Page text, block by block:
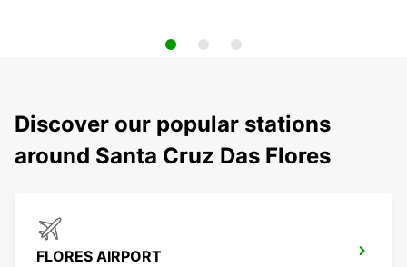
Discover our popular stations
around Santa Cruz Das Flores
FLORES AIRPORT